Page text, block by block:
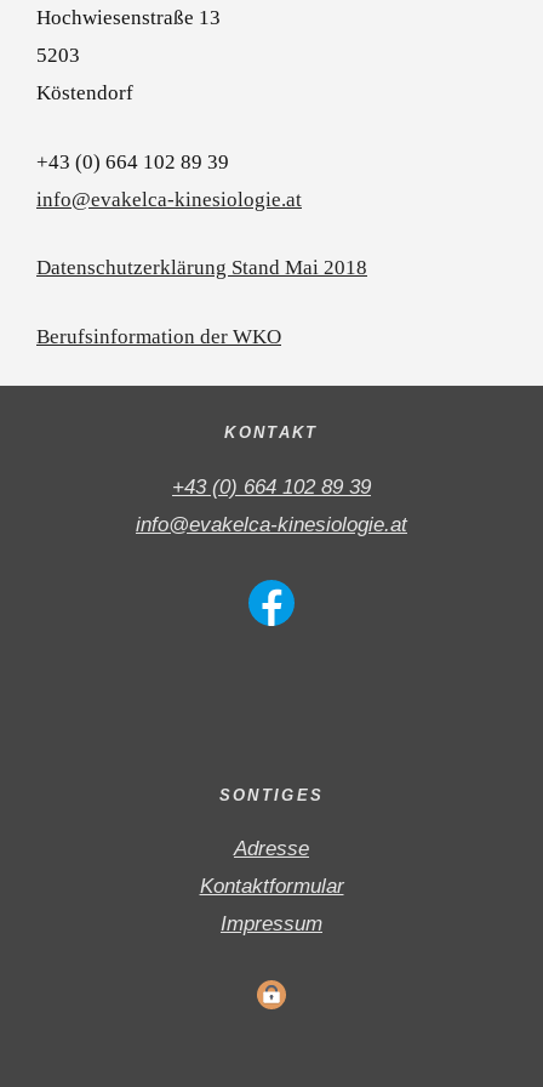
Hochwiesenstraße 13
5203
Köstendorf
+43 (0) 664 102 89 39
info@evakelca-kinesiologie.at
Datenschutzerklärung Stand Mai 2018
Berufsinformation der WKO
KONTAKT
+43 (0) 664 102 89 39
info@evakelca-kinesiologie.at
SONTIGES
Adresse
Kontaktformular
Impressum